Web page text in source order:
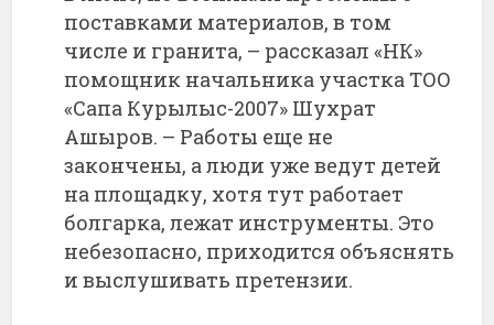
поставками материалов, в том
числе и гранита, – рассказал «НК»
помощник начальника участка ТОО
«Сапа Курылыс-2007» Шухрат
Ашыров. – Работы еще не
закончены, а люди уже ведут детей
на площадку, хотя тут работает
болгарка, лежат инструменты. Это
небезопасно, приходится объяснять
и выслушивать претензии.